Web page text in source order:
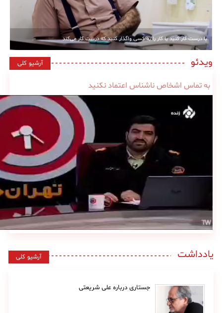
یا درست کار کنید یا کار را به کسی واگذار کنید که درست کار می‌کند
ویدئو آرشیو کلی
به تماس اشخاص ناشناس اعتماد نکنید
یادداشت آرشیو کلی
جستاری درباره علی شریعتی